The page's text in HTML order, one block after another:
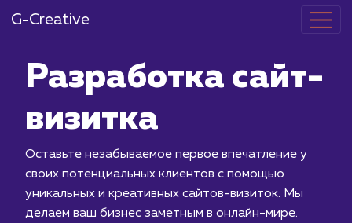
G-Creative
Разработка
визитка
Оставьте незабываемое первое